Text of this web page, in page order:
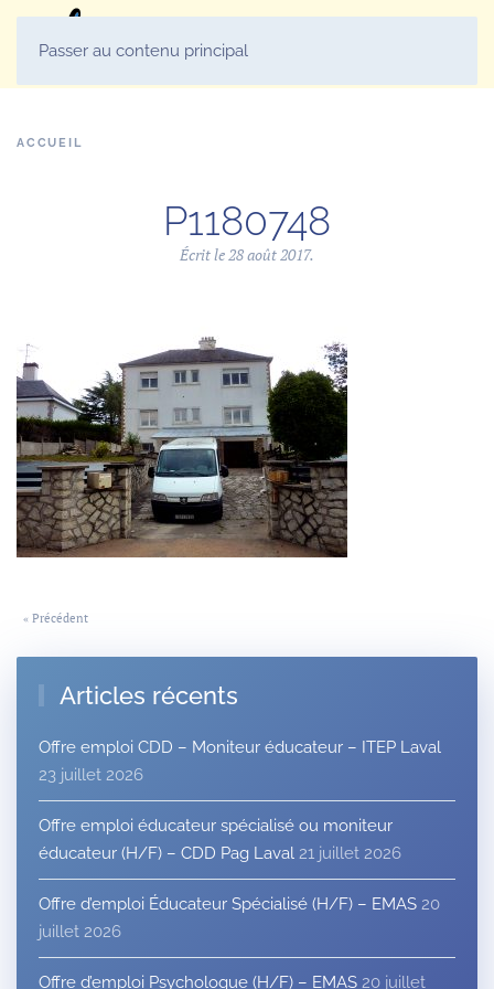
Passer au contenu principal
ACCUEIL
P1180748
Écrit le28 août 2017.
« Précédent
Articles récents
Offre emploi CDD – Moniteur éducateur – ITEP Laval
23 juillet 2026
Offre emploi éducateur spécialisé ou moniteur
éducateur (H/F) – CDD Pag Laval 21 juillet 2026
Offre d’emploi Éducateur Spécialisé (H/F) – EMAS 20
juillet 2026
Offre d’emploi Psychologue (H/F) – EMAS 20 juillet